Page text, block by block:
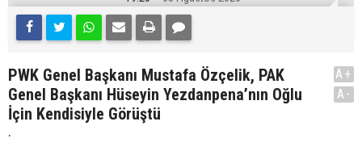
PWK Genel Başkanı Mustafa Özçelik, PAK
Genel Başkanı Hüseyin Yezdanpena’nın Oğlu
İçin Kendisiyle Görüştü
.
A+
A-